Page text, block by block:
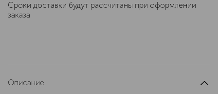
Сроки доставки будут рассчитаны при оформлении
заказа
Описание